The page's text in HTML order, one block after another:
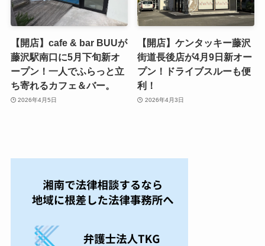
【開店】cafe & bar BUUが
藤沢駅南口に5月下旬新オ
ープン！一人でふらっと立
ち寄れるカフェ＆バー。
2026年4月5日
【開店】ケンタッキー藤沢
街道長後店が4月9日新オー
プン！ドライブスルーも便
利！
2026年4月3日